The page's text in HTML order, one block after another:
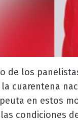
de los
cuarentena
en estos
condiciones